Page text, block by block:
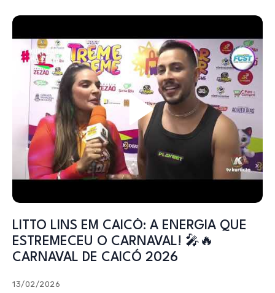
LITTO LINS EM CAICÓ: A ENERGIA QUE
ESTREMECEU O CARNAVAL! 🎤🔥
CARNAVAL DE CAICÓ 2026
13/02/2026